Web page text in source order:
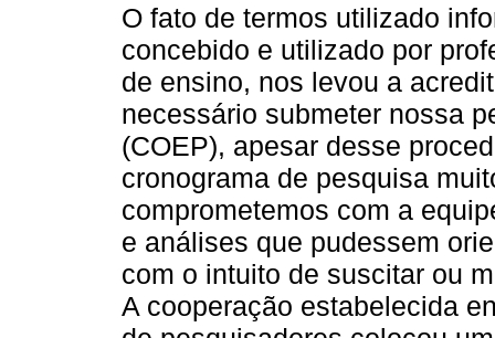
O fato de termos utilizado
concebido e utilizado por
de ensino, nos levou a
necessário submeter nossa
(COEP), apesar desse
cronograma de pesquisa
comprometemos com a
e análises que pudessem
com o intuito de suscitar ou
A cooperação estabelecida